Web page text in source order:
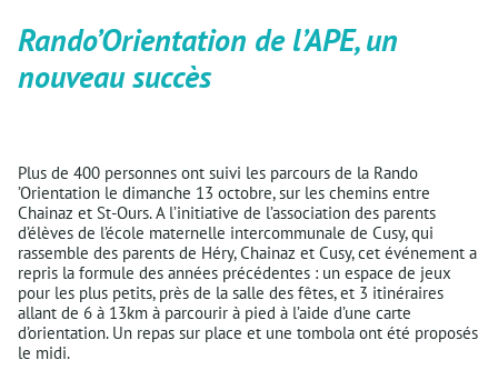
Rando’Orientation de l’APE, un
nouveau succès
Plus de 400 personnes ont suivi les parcours de la Rando
’Orientation le dimanche 13 octobre, sur les chemins entre
Chainaz et St-Ours. A l’initiative de l’association des parents
d’élèves de l’école maternelle intercommunale de Cusy, qui
rassemble des parents de Héry, Chainaz et Cusy, cet événement a
repris la formule des années précédentes : un espace de jeux
pour les plus petits, près de la salle des fêtes, et 3 itinéraires
allant de 6 à 13km à parcourir à pied à l’aide d’une carte
d’orientation. Un repas sur place et une tombola ont été proposés
le midi.